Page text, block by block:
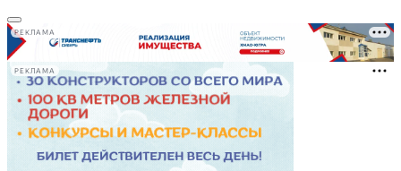
РЕКЛАМА
РЕКЛАМА